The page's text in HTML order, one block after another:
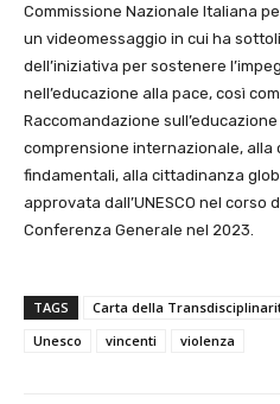
Commissione Nazionale Italiana per
un videomessaggio in cui ha
dell’iniziativa per sostenere
nell’educazione alla pace, così
Raccomandazione
comprensione internazionale, alla
findamentali, alla cittadinanza
approvata dall’UNESCO nel corso
Conferenza Generale nel 2023.
TAGS Carta della
Unesco
vincenti violenza